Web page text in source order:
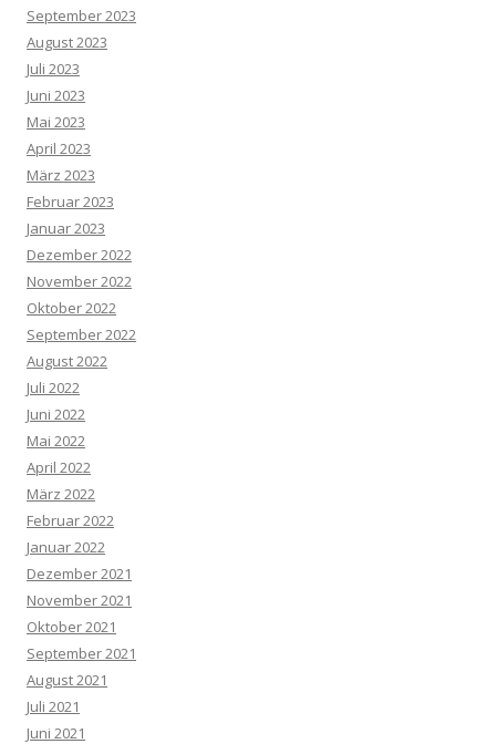
September 2023
August 2023
Juli 2023
Juni 2023
Mai 2023
April 2023
März 2023
Februar 2023
Januar 2023
Dezember 2022
November 2022
Oktober 2022
September 2022
August 2022
Juli 2022
Juni 2022
Mai 2022
April 2022
März 2022
Februar 2022
Januar 2022
Dezember 2021
November 2021
Oktober 2021
September 2021
August 2021
Juli 2021
Juni 2021